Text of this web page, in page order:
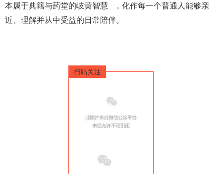
本属于典籍与药堂的岐黄智慧
，化作每一个普通人能够亲
近、理解并从中受益的日常陪伴。
扫码关注